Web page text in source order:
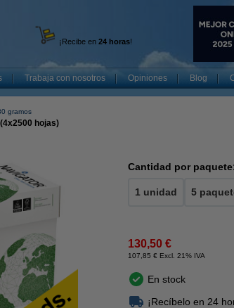
¡Recibe en 24 horas!
Trabaja con nosotros Opiniones Blog
gramos
hojas)
Cantidad por
1 unidad 5
130,50 €
107,85 € Excl. 21% IVA
En stock
¡Recíbelo en 24